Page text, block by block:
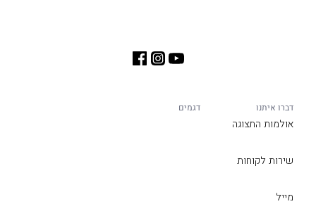
דברו איתנו
אולמות התצוגה
שירות לקוחות
מייל
דגמים